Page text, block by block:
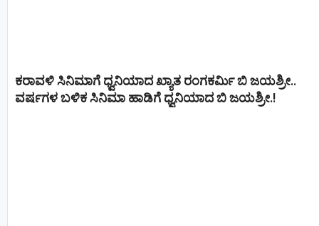
ಕರಾವಳಿ ಸಿನಿಮಾಗೆ ಧ್ವನಿಯಾದ ಖ್ಯಾತ ರಂಗಕರ್ಮಿ ಬಿ ಜಯಶ್ರೀ..
ವರ್ಷಗಳ ಬಳಿಕ ಸಿನಿಮಾ ಹಾಡಿಗೆ ಧ್ವನಿಯಾದ ಬಿ ಜಯಶ್ರೀ.!